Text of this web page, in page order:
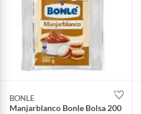
BONLE
Manjarblanco Bonle Bolsa 200